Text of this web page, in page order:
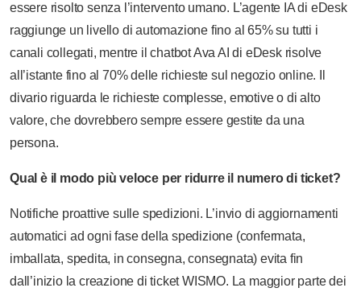
essere risolto senza l’intervento umano. L’agente IA di eDesk
raggiunge un livello di automazione fino al 65% su tutti i
canali collegati, mentre il chatbot Ava AI di eDesk risolve
all’istante fino al 70% delle richieste sul negozio online. Il
divario riguarda le richieste complesse, emotive o di alto
valore, che dovrebbero sempre essere gestite da una
persona.
Qual è il modo più veloce per ridurre il numero di ticket?
Notifiche proattive sulle spedizioni. L’invio di aggiornamenti
automatici ad ogni fase della spedizione (confermata,
imballata, spedita, in consegna, consegnata) evita fin
dall’inizio la creazione di ticket WISMO. La maggior parte dei